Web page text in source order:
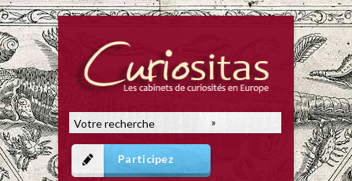
Participez